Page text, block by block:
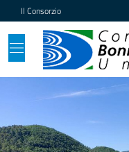
Vai ai contenuti
Vai al footer
Il Consorzio